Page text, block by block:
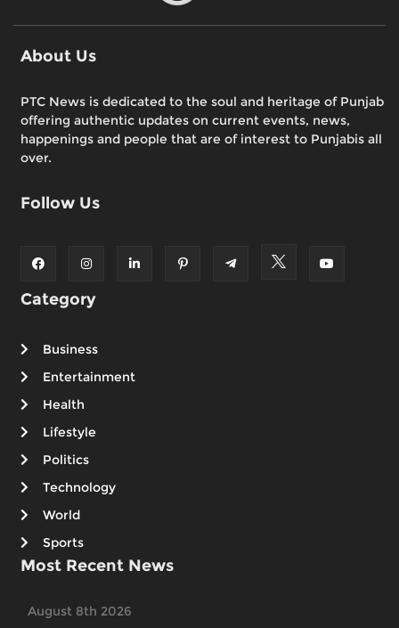
About Us
PTC News is dedicated to the soul and heritage of Punjab
offering authentic updates on current events, news,
happenings and people that are of interest to Punjabis all
over.
Follow Us
Category
Business
Entertainment
Health
Lifestyle
Politics
Technology
World
Sports
Most Recent News
August 8th 2026